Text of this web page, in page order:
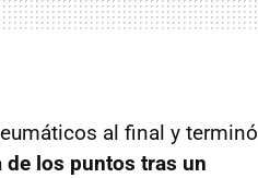
al final y terminó
los puntos tras un